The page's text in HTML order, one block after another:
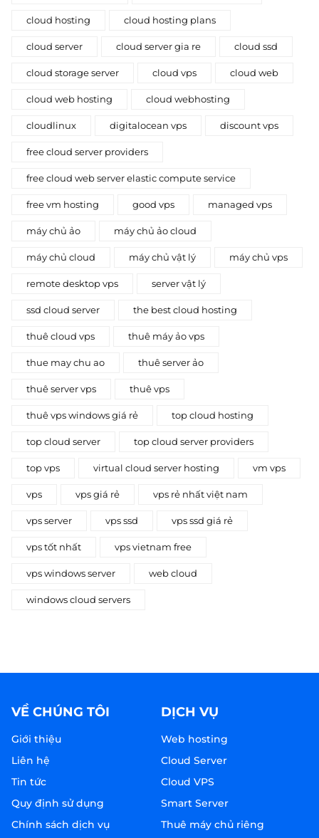
cloud hosting cloud hosting plans
cloud server cloud server gia re cloud ssd
cloud storage server cloud vps cloud web
cloud web hosting cloud webhosting
cloudlinux digitalocean vps discount vps
free cloud server providers
free cloud web server elastic compute service
free vm hosting good vps managed vps
máy chủ ảo máy chủ ảo cloud
máy chủ cloud máy chủ vật lý máy chủ vps
remote desktop vps server vật lý
ssd cloud server the best cloud hosting
thuê cloud vps thuê máy ảo vps
thue may chu ao thuê server ảo
thuê server vps thuê vps
thuê vps windows giá rẻ top cloud hosting
top cloud server top cloud server providers
top vps virtual cloud server hosting vm vps
vps vps giá rẻ vps rẻ nhất việt nam
vps server vps ssd vps ssd giá rẻ
vps tốt nhất vps vietnam free
vps windows server web cloud
windows cloud servers
VỀ CHÚNG TÔI
Giới thiệu
Liên hệ
Tin tức
Quy định sử dụng
Chính sách dịch vụ
DỊCH VỤ
Web hosting
Cloud Server
Cloud VPS
Smart Server
Thuê máy chủ riêng